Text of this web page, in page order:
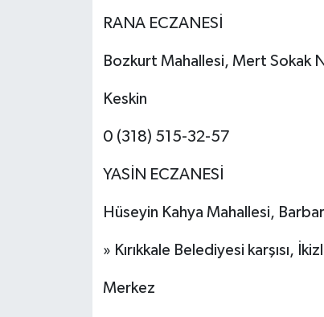
RANA ECZANESİ
Bozkurt Mahallesi, Mert Sokak
Keskin
0 (318) 515-32-57
YASİN ECZANESİ
Hüseyin Kahya Mahallesi,
» Kırıkkale Belediyesi karşısı,
Merkez